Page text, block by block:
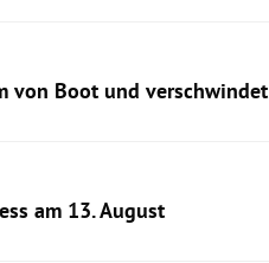
von Boot und verschwindet
am 13. August